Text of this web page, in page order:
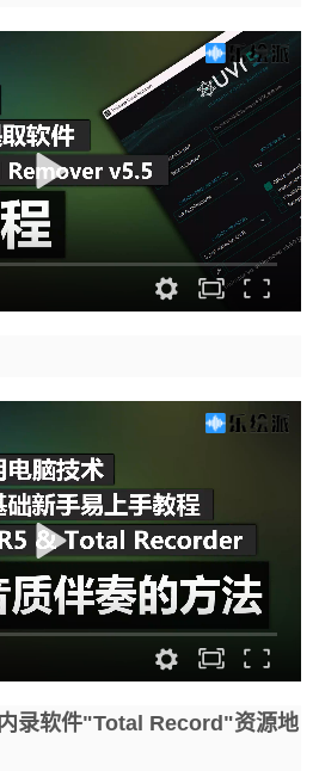
录软件"Total Record"资源地